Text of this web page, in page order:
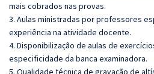
mais cobrados nas provas.
3. Aulas ministradas por professores
experiência na atividade docente.
4. Disponibilização de aulas de
especificidade da banca examinadora.
5. Qualidade técnica de gravação de